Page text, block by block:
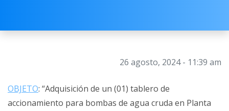
26 agosto, 2024 - 11:39 am
OBJETO: “Adquisición de un (01) tablero de
accionamiento para bombas de agua cruda en Planta